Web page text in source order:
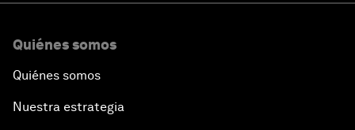
Quiénes somos
Quiénes somos
Nuestra estrategia